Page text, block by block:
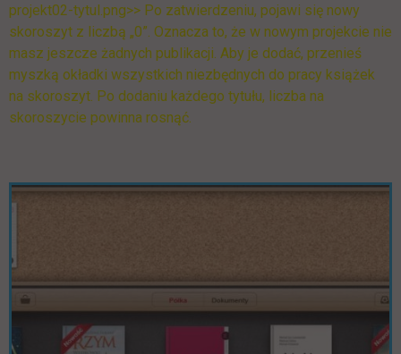
projekt02-tytul.png>> Po zatwierdzeniu, pojawi się nowy
skoroszyt z liczbą „0”. Oznacza to, że w nowym projekcie nie
masz jeszcze żadnych publikacji. Aby je dodać, przenieś
myszką okładki wszystkich niezbędnych do pracy książek
na skoroszyt. Po dodaniu każdego tytułu, liczba na
skoroszycie powinna rosnąć.
Pomiń galerię